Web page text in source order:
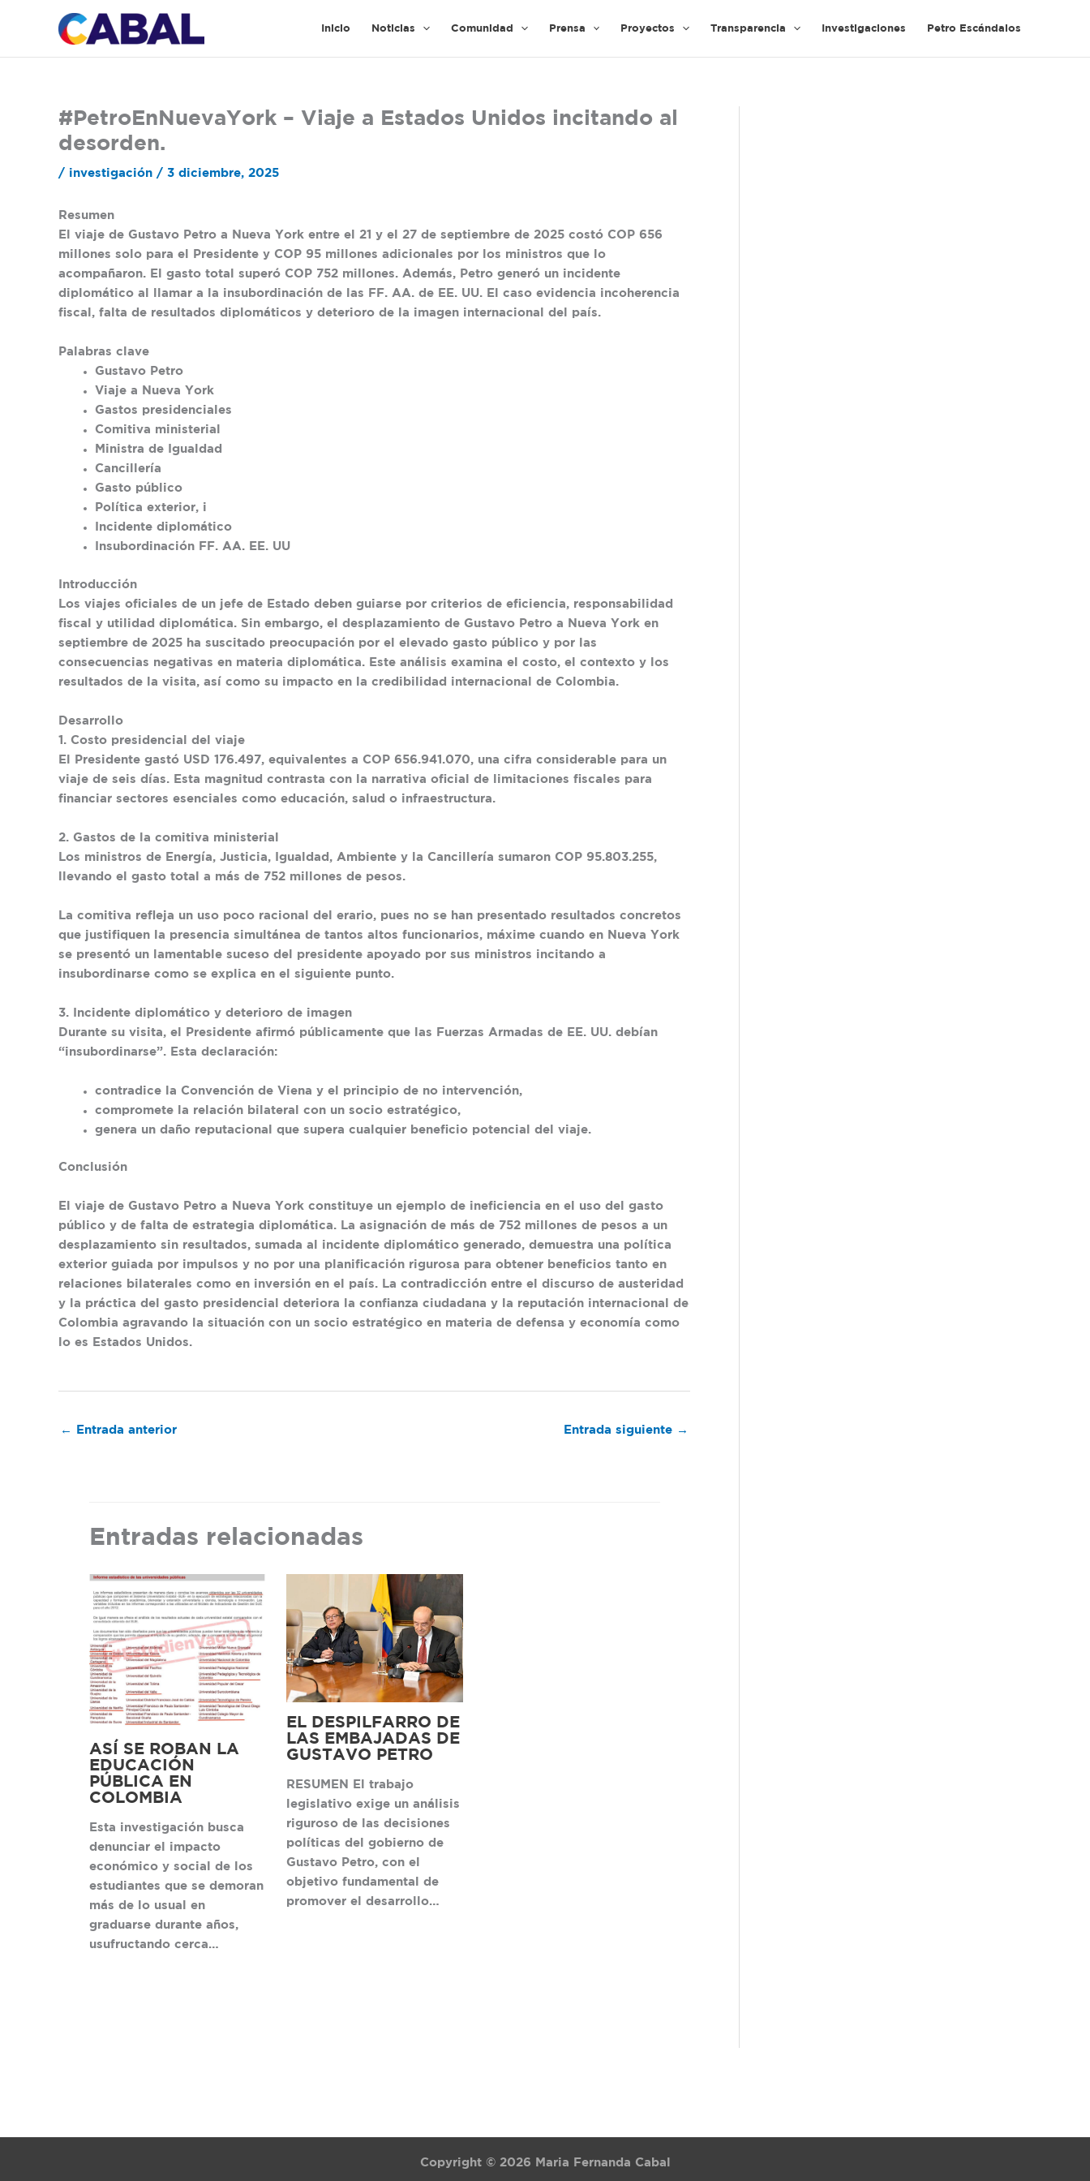
Inicio Noticias Comunidad Prensa Proyectos Transparencia Investigaciones Petro Escándalos
#PetroEnNuevaYork – Viaje a Estados Unidos incitando al
desorden.
/ investigación / 3 diciembre, 2025
Resumen
El viaje de Gustavo Petro a Nueva York entre el 21 y el 27 de septiembre de 2025 costó COP 656
millones solo para el Presidente y COP 95 millones adicionales por los ministros que lo
acompañaron. El gasto total superó COP 752 millones. Además, Petro generó un incidente
diplomático al llamar a la insubordinación de las FF. AA. de EE. UU. El caso evidencia incoherencia
fiscal, falta de resultados diplomáticos y deterioro de la imagen internacional del país.
Palabras clave
Gustavo Petro
Viaje a Nueva York
Gastos presidenciales
Comitiva ministerial
Ministra de Igualdad
Cancillería
Gasto público
Política exterior, i
Incidente diplomático
Insubordinación FF. AA. EE. UU
Introducción
Los viajes oficiales de un jefe de Estado deben guiarse por criterios de eficiencia, responsabilidad
fiscal y utilidad diplomática. Sin embargo, el desplazamiento de Gustavo Petro a Nueva York en
septiembre de 2025 ha suscitado preocupación por el elevado gasto público y por las
consecuencias negativas en materia diplomática. Este análisis examina el costo, el contexto y los
resultados de la visita, así como su impacto en la credibilidad internacional de Colombia.
Desarrollo
1. Costo presidencial del viaje
El Presidente gastó USD 176.497 , equivalentes a COP 656.941.070 , una cifra considerable para un
viaje de seis días. Esta magnitud contrasta con la narrativa oficial de limitaciones fiscales para
financiar sectores esenciales como educación, salud o infraestructura.
2. Gastos de la comitiva ministerial
Los ministros de Energía, Justicia, Igualdad, Ambiente y la Cancillería sumaron COP 95.803.255
llevando el gasto total a más de 752 millones de pesos
La comitiva refleja un uso poco racional del erario, pues no se han presentado resultados concretos
que justifiquen la presencia simultánea de tantos altos funcionarios, máxime cuando en Nueva York
se presentó un lamentable suceso del presidente apoyado por sus ministros incitando a
insubordinarse como se explica en el siguiente punto.
3. Incidente diplomático y deterioro de imagen
Durante su visita, el Presidente afirmó públicamente que las Fuerzas Armadas de EE. UU. debían
“insubordinarse”. Esta declaración:
contradice la Convención de Viena y el principio de no intervención,
compromete la relación bilateral con un socio estratégico,
genera un daño reputacional que supera cualquier beneficio potencial del viaje.
Conclusión
El viaje de Gustavo Petro a Nueva York constituye un ejemplo de ineficiencia en el uso del gasto
público y de falta de estrategia diplomática. La asignación de más de 752 millones de pesos a un
desplazamiento sin resultados, sumada al incidente diplomático generado, demuestra una política
exterior guiada por impulsos y no por una planificación rigurosa para obtener beneficios tanto en
relaciones bilaterales como en inversión en el país. La contradicción entre el discurso de austeridad
y la práctica del gasto presidencial deteriora la confianza ciudadana y la reputación internacional de
Colombia agravando la situación con un socio estratégico en materia de defensa y economía como
lo es Estados Unidos.
← Entrada anterior Entrada siguiente →
Entradas relacionadas
ASÍ SE ROBAN LA
EDUCACIÓN
PÚBLICA EN
COLOMBIA
Esta investigación busca
denunciar el impacto
económico y social de los
estudiantes que se demoran
más de lo usual en
graduarse durante años,
usufructando cerca…
EL DESPILFARRO DE
LAS EMBAJADAS DE
GUSTAVO PETRO
RESUMEN El trabajo
legislativo exige un análisis
riguroso de las decisiones
políticas del gobierno de
Gustavo Petro, con el
objetivo fundamental de
promover el desarrollo…
Copyright © 2026 Maria Fernanda Cabal